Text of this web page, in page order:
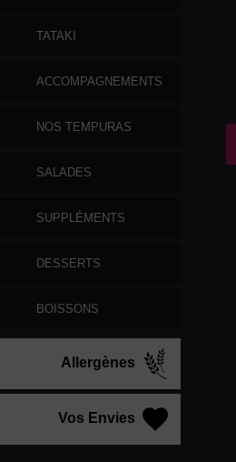
TATAKI
ACCOMPAGNEMENTS
NOS TEMPURAS
SALADES
SUPPLÉMENTS
DESSERTS
BOISSONS
Allergènes
Vos Envies